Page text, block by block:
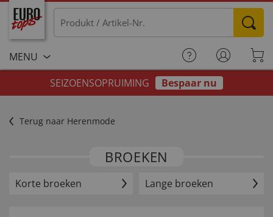
MENU
SEIZOENSOPRUIMING
Bespaar nu
Terug naar Herenmode
BROEKEN
Korte broeken Lange broeken